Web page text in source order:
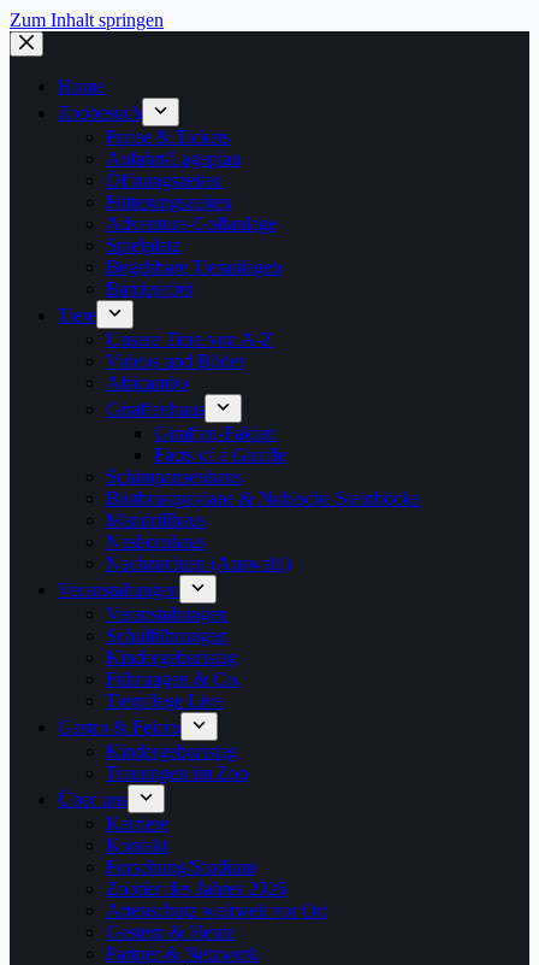
Zum Inhalt springen
Home
Zoobesuch
Preise & Tickets
Anfahrt/Lageplan
Öffnungszeiten
Fütterungszeiten
Adventure-Golfanlage
Spielplatz
Begehbare Tieranlagen
Barrierefrei
Tiere
Unsere Tiere von A-Z
Videos und Bilder
Africambo
Giraffenhaus
Giraffen-Fakten
Facts of a Giraffe
Schimpansenhaus
Blutbrustpaviane & Nubische Steinböcke
Mandrillhaus
Nashornhaus
Nachzuchten (Auswahl)
Veranstaltungen
Veranstaltungen
Schulführungen
Kindergeburtstag
Führungen & Co.
Tierpflege Live
Gastro & Feiern
Kindergeburtstag
Trauungen im Zoo
Über uns
Karriere
Kontakt
Forschung/Studium
Zootier des Jahres 2026
Artenschutz weltweit vor Ort
Gestern & Heute
Partner & Netzwerk